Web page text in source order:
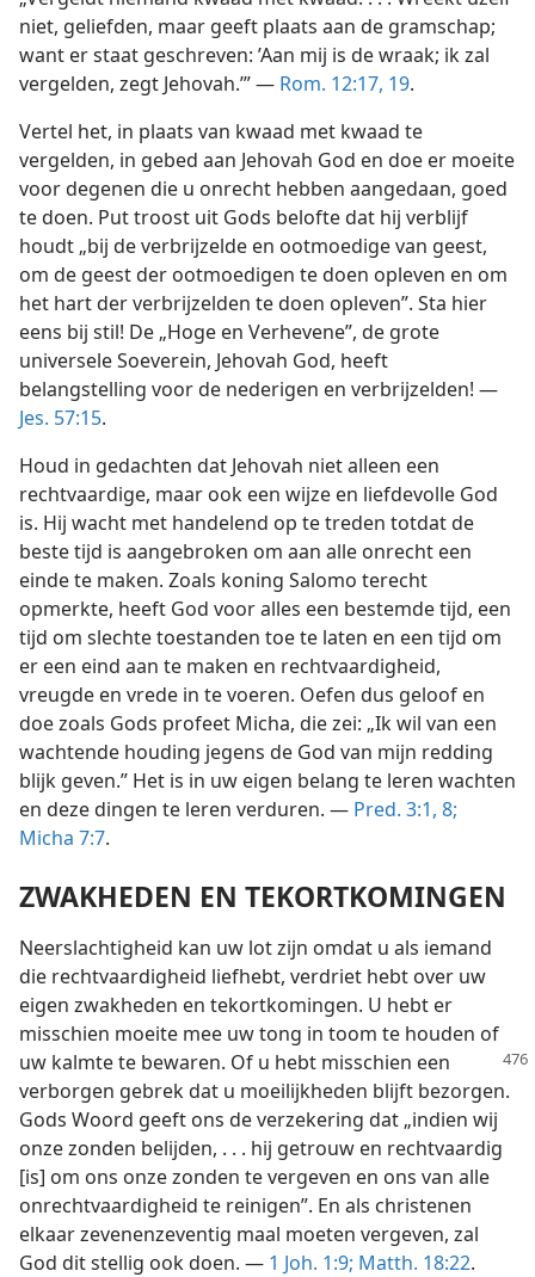
niet, geliefden, maar geeft plaats aan de gramschap;
want er staat geschreven: ’Aan mij is de wraak; ik zal
vergelden, zegt Jehovah.’” — Rom. 12:17, 19.
Vertel het, in plaats van kwaad met kwaad te
vergelden, in gebed aan Jehovah God en doe er moeite
voor degenen die u onrecht hebben aangedaan, goed
te doen. Put troost uit Gods belofte dat hij verblijf
houdt „bij de verbrijzelde en ootmoedige van geest,
om de geest der ootmoedigen te doen opleven en om
het hart der verbrijzelden te doen opleven”. Sta hier
eens bij stil! De „Hoge en Verhevene”, de grote
universele Soeverein, Jehovah God, heeft
belangstelling voor de nederigen en verbrijzelden! —
Jes. 57:15.
Houd in gedachten dat Jehovah niet alleen een
rechtvaardige, maar ook een wijze en liefdevolle God
is. Hij wacht met handelend op te treden totdat de
beste tijd is aangebroken om aan alle onrecht een
einde te maken. Zoals koning Salomo terecht
opmerkte, heeft God voor alles een bestemde tijd, een
tijd om slechte toestanden toe te laten en een tijd om
er een eind aan te maken en rechtvaardigheid,
vreugde en vrede in te voeren. Oefen dus geloof en
doe zoals Gods profeet Micha, die zei: „Ik wil van een
wachtende houding jegens de God van mijn redding
blijk geven.” Het is in uw eigen belang te leren wachten
en deze dingen te leren verduren. — Pred. 3:1, 8;
Micha 7:7.
ZWAKHEDEN EN TEKORTKOMINGEN
Neerslachtigheid kan uw lot zijn omdat u als iemand
die rechtvaardigheid liefhebt, verdriet hebt over uw
eigen zwakheden en tekortkomingen. U hebt er
misschien moeite mee uw tong in toom te houden of
uw kalmte te bewaren. Of u hebt misschien een
verborgen gebrek dat u moeilijkheden blijft bezorgen.
Gods Woord geeft ons de verzekering dat „indien wij
onze zonden belijden, . . . hij getrouw en rechtvaardig
[is] om ons onze zonden te vergeven en ons van alle
onrechtvaardigheid te reinigen”. En als christenen
elkaar zevenenzeventig maal moeten vergeven, zal
God dit stellig ook doen. — 1 Joh. 1:9; Matth. 18:22.